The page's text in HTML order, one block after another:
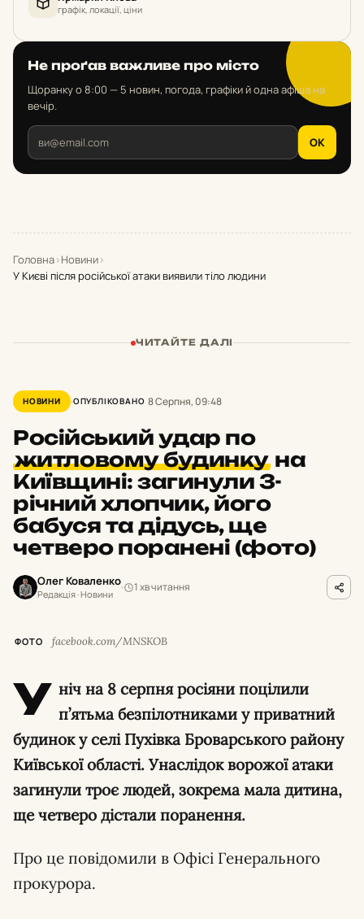
графік, локації, ціни
Не проґав важливе про місто
Щоранку о 8:00 — 5 новин, погода, графіки й одна афіша на
вечір.
OK
Головна›Новини›
У Києві після російської атаки виявили тіло людини
ЧИТАЙТЕ ДАЛІ
НОВИНИ ОПУБЛІКОВАНО 8 Серпня, 09:48
Російський удар по
житловому будинкуна
Київщині: загинули 3-
річний хлопчик, його
бабуся та дідусь, ще
четверо поранені (фото)
Олег Коваленко
Редакція · Новини
1 хв читання
ФОТО facebook.com/MNSKOB
У ніч на 8 серпня росіяни поцілили
п’ятьма безпілотниками у приватний
будинок у селі Пухівка Броварського району
Київської області. Унаслідок ворожої атаки
загинули троє людей, зокрема мала дитина,
ще четверо дістали поранення.
Про це повідомили в Офісі Генерального
прокурора.